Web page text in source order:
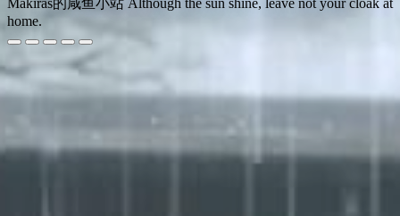
Makiras的咸鱼小站 Although the sun shine, leave not your cloak at
home.
暗黑模式
Sans Serif
深阴影